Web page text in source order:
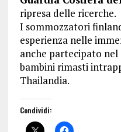
ripresa delle ricerche.
I sommozzatori
esperienza nelle
anche partecipato nel
bambini rimasti
Thailandia.
Condividi: